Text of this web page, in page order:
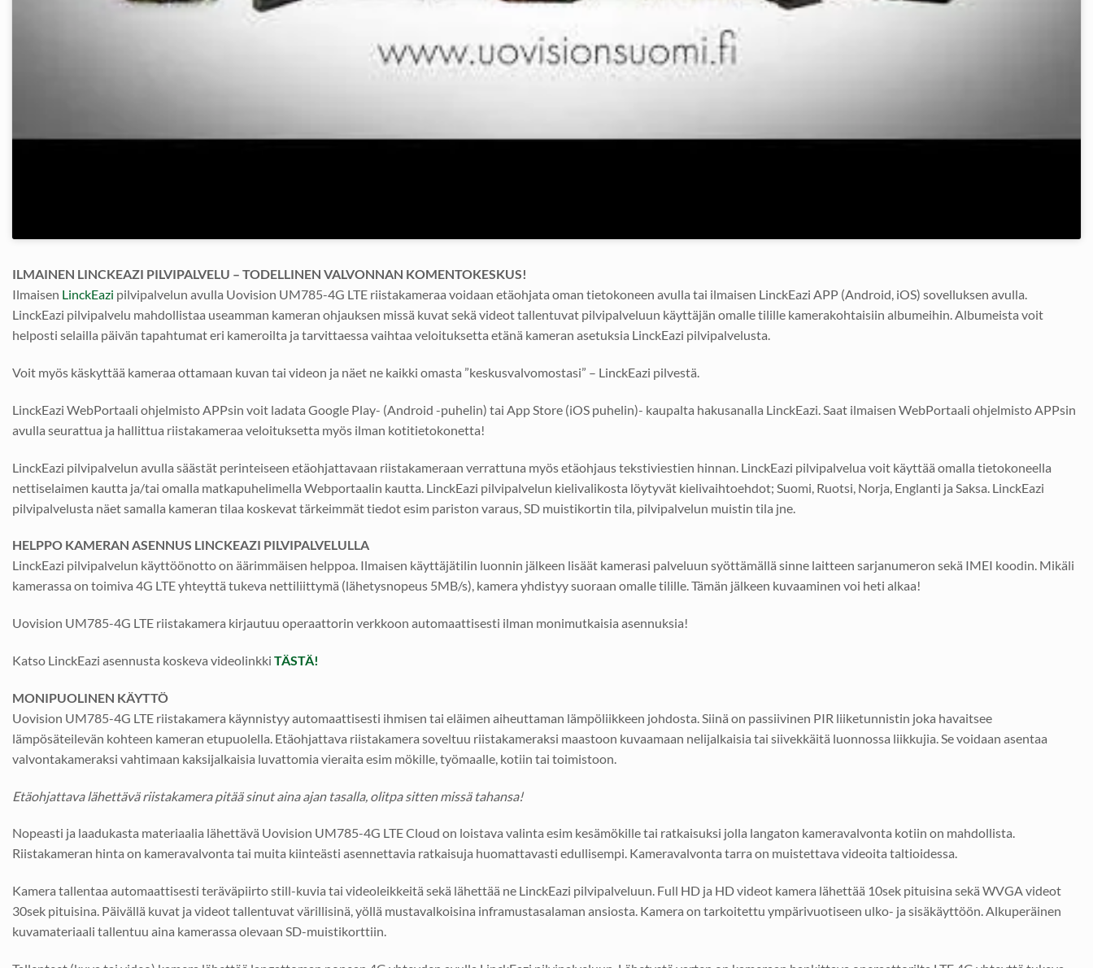
ILMAINEN LINCKEAZI PILVIPALVELU – TODELLINEN VALVONNAN KOMENTOKESKUS!
Ilmaisen LinckEazi pilvipalvelun avulla Uovision UM785-4G LTE riistakameraa voidaan etäohjata oman tietokoneen avulla tai ilmaisen LinckEazi APP (Android, iOS) sovelluksen avulla.
LinckEazi pilvipalvelu mahdollistaa useamman kameran ohjauksen missä kuvat sekä videot tallentuvat pilvipalveluun käyttäjän omalle tilille kamerakohtaisiin albumeihin. Albumeista voit
helposti selailla päivän tapahtumat eri kameroilta ja tarvittaessa vaihtaa veloituksetta etänä kameran asetuksia LinckEazi pilvipalvelusta.
Voit myös käskyttää kameraa ottamaan kuvan tai videon ja näet ne kaikki omasta ”keskusvalvomostasi” – LinckEazi pilvestä.
LinckEazi WebPortaali ohjelmisto APPsin voit ladata Google Play- (Android -puhelin) tai App Store (iOS puhelin)- kaupalta hakusanalla LinckEazi. Saat ilmaisen WebPortaali ohjelmisto APPsin
avulla seurattua ja hallittua riistakameraa veloituksetta myös ilman kotitietokonetta!
LinckEazi pilvipalvelun avulla säästät perinteiseen etäohjattavaan riistakameraan verrattuna myös etäohjaus tekstiviestien hinnan. LinckEazi pilvipalvelua voit käyttää omalla tietokoneella
nettiselaimen kautta ja/tai omalla matkapuhelimella Webportaalin kautta. LinckEazi pilvipalvelun kielivalikosta löytyvät kielivaihtoehdot; Suomi, Ruotsi, Norja, Englanti ja Saksa. LinckEazi
pilvipalvelusta näet samalla kameran tilaa koskevat tärkeimmät tiedot esim pariston varaus, SD muistikortin tila, pilvipalvelun muistin tila jne.
HELPPO KAMERAN ASENNUS LINCKEAZI PILVIPALVELULLA
LinckEazi pilvipalvelun käyttöönotto on äärimmäisen helppoa. Ilmaisen käyttäjätilin luonnin jälkeen lisäät kamerasi palveluun syöttämällä sinne laitteen sarjanumeron sekä IMEI koodin. Mikäli
kamerassa on toimiva 4G LTE yhteyttä tukeva nettiliittymä (lähetysnopeus 5MB/s), kamera yhdistyy suoraan omalle tilille. Tämän jälkeen kuvaaminen voi heti alkaa!
Uovision UM785-4G LTE riistakamera kirjautuu operaattorin verkkoon automaattisesti ilman monimutkaisia asennuksia!
Katso LinckEazi asennusta koskeva videolinkki TÄSTÄ!
MONIPUOLINEN KÄYTTÖ
Uovision UM785-4G LTE riistakamera käynnistyy automaattisesti ihmisen tai eläimen aiheuttaman lämpöliikkeen johdosta. Siinä on passiivinen PIR liiketunnistin joka havaitsee
lämpösäteilevän kohteen kameran etupuolella. Etäohjattava riistakamera soveltuu riistakameraksi maastoon kuvaamaan nelijalkaisia tai siivekkäitä luonnossa liikkujia. Se voidaan asentaa
valvontakameraksi vahtimaan kaksijalkaisia luvattomia vieraita esim mökille, työmaalle, kotiin tai toimistoon.
Etäohjattava lähettävä riistakamera pitää sinut aina ajan tasalla, olitpa sitten missä tahansa!
Nopeasti ja laadukasta materiaalia lähettävä Uovision UM785-4G LTE Cloud on loistava valinta esim kesämökille tai ratkaisuksi jolla langaton kameravalvonta kotiin on mahdollista.
Riistakameran hinta on kameravalvonta tai muita kiinteästi asennettavia ratkaisuja huomattavasti edullisempi. Kameravalvonta tarra on muistettava videoita taltioidessa.
Kamera tallentaa automaattisesti teräväpiirto still-kuvia tai videoleikkeitä sekä lähettää ne LinckEazi pilvipalveluun. Full HD ja HD videot kamera lähettää 10sek pituisina sekä WVGA videot
30sek pituisina. Päivällä kuvat ja videot tallentuvat värillisinä, yöllä mustavalkoisina inframustasalaman ansiosta. Kamera on tarkoitettu ympärivuotiseen ulko- ja sisäkäyttöön. Alkuperäinen
kuvamateriaali tallentuu aina kamerassa olevaan SD-muistikorttiin.